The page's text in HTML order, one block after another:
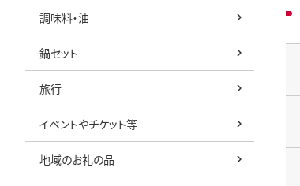
調味料・油
鍋セット
旅行
イベントやチケット等
地域のお礼の品